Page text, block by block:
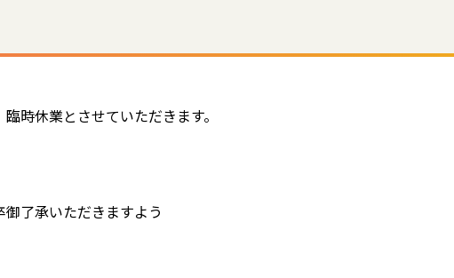
時休業とさせていただきます。
了承いただきますよう